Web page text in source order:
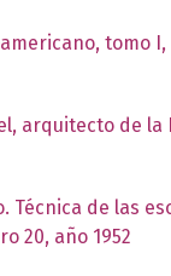
tomo I,
arquitecto de la
Técnica de las
20, año 1952